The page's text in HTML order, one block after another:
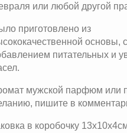
или любой другой
приготовлено из
основы, с
питательных и
мужской парфюм или
пишите в
в коробочку